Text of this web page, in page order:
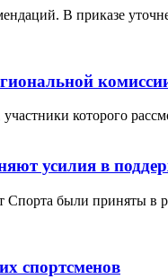
В приказе
комиссии
которого
усилия в
Спорта были
спортсменов